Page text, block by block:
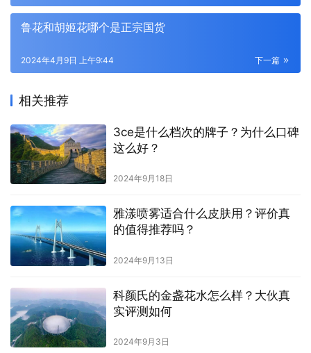
鲁花和胡姬花哪个是正宗国货
下一篇
2024年4月9日 上午9:44
相关推荐
3ce是什么档次的牌子？为什么口碑
这么好？
2024年9月18日
雅漾喷雾适合什么皮肤用？评价真
的值得推荐吗？
2024年9月13日
科颜氏的金盏花水怎么样？大伙真
实评测如何
2024年9月3日